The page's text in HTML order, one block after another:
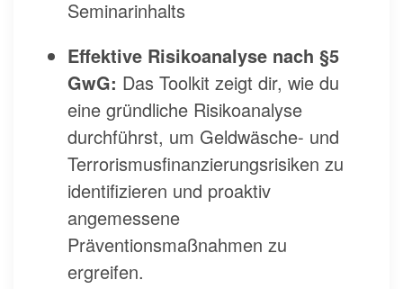
Seminarinhalts
Effektive Risikoanalyse nach §5
GwG: Das Toolkit zeigt dir, wie du
eine gründliche Risikoanalyse
durchführst, um Geldwäsche- und
Terrorismusfinanzierungsrisiken zu
identifizieren und proaktiv
angemessene
Präventionsmaßnahmen zu
ergreifen.